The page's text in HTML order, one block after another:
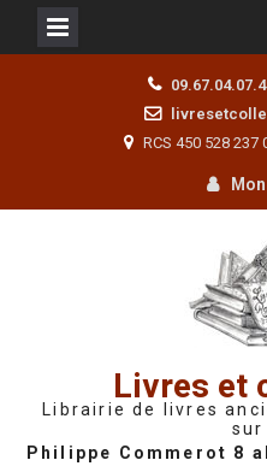
RCS 450 528 237
Livres et
Librairie de livres
sur